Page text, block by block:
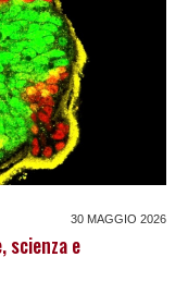
30 MAGGIO 2026
scienza e